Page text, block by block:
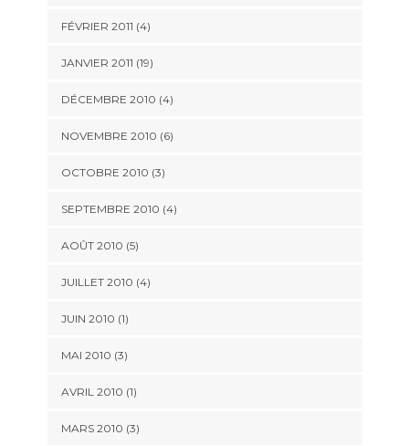
FÉVRIER 2011 (4)
JANVIER 2011 (19)
DÉCEMBRE 2010 (4)
NOVEMBRE 2010 (6)
OCTOBRE 2010 (3)
SEPTEMBRE 2010 (4)
AOÛT 2010 (5)
JUILLET 2010 (4)
JUIN 2010 (1)
MAI 2010 (3)
AVRIL 2010 (1)
MARS 2010 (3)